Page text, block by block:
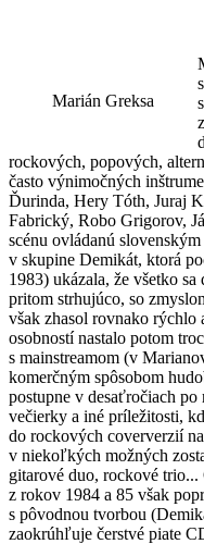
Marián Greksa
rockových, popových,
často výnimočných
Ďurinda, Hery Tóth, Juraj
Fabrický, Robo Grigorov,
scénu ovládanú
v skupine Demikát, ktorá
1983) ukázala, že všetko
pritom strhujúco, so
však zhasol rovnako rýchlo
osobností nastalo potom
s mainstreamom (v
komerčným spôsobom
postupne v desaťročiach
večierky a iné príležitosti,
do rockových coververzií
v niekoľkých možných
gitarové duo, rockové
z rokov 1984 a 85 však
s pôvodnou tvorbou
zaokrúhľuje čerstvé piate